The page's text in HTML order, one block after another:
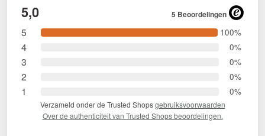
5,0 5 Beoordelingen
5 100%
4 0%
3 0%
2 0%
1 0%
Verzameld onder de Trusted Shopsgebruiksvoorwaarden
Over de authenticiteit van Trusted Shops beoordelingen.